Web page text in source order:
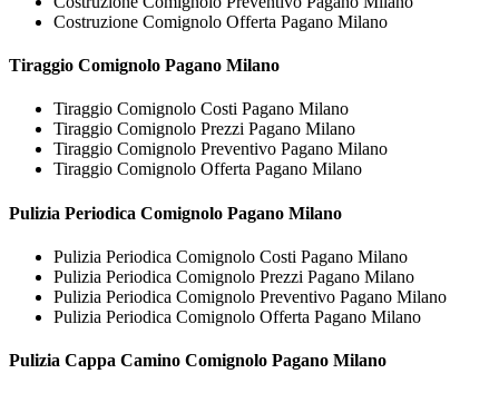
Costruzione Comignolo Offerta Pagano Milano
Tiraggio Comignolo Pagano Milano
Tiraggio Comignolo Costi Pagano Milano
Tiraggio Comignolo Prezzi Pagano Milano
Tiraggio Comignolo Preventivo Pagano Milano
Tiraggio Comignolo Offerta Pagano Milano
Pulizia Periodica Comignolo Pagano Milano
Pulizia Periodica Comignolo Costi Pagano Milano
Pulizia Periodica Comignolo Prezzi Pagano Milano
Pulizia Periodica Comignolo Preventivo Pagano Milano
Pulizia Periodica Comignolo Offerta Pagano Milano
Pulizia Cappa Camino Comignolo Pagano Milano